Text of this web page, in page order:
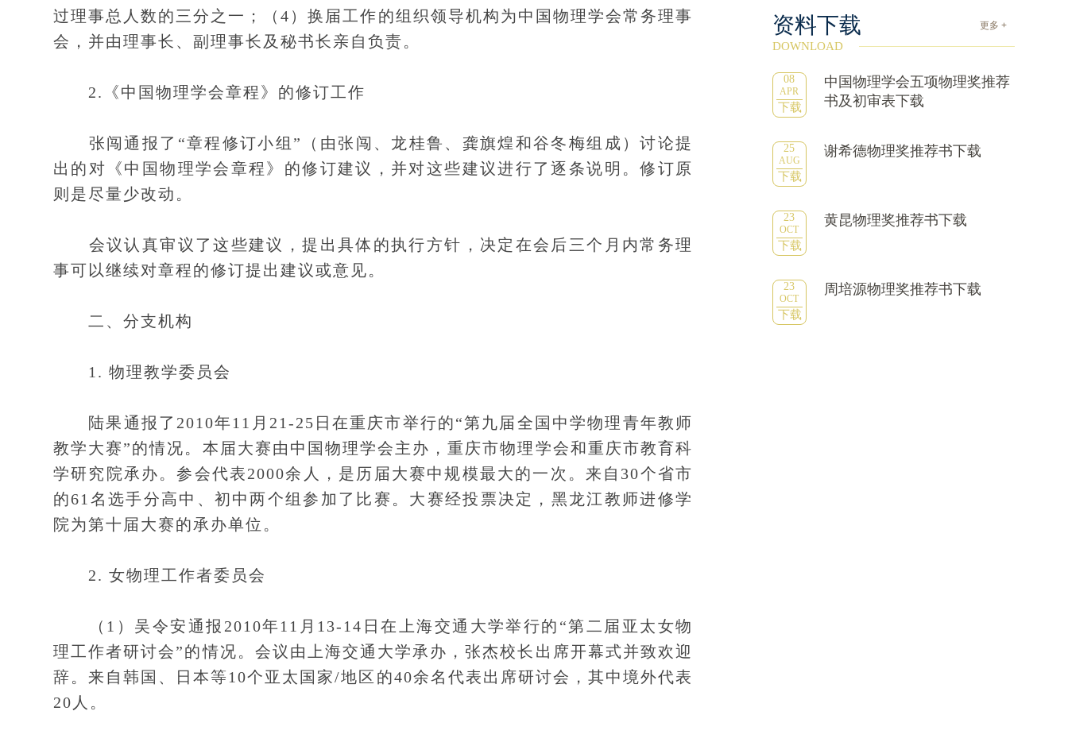
过理事总人数的三分之一；（4）换届工作的组织领导机构为中国物理学会常务理事
会，并由理事长、副理事长及秘书长亲自负责。
2.《中国物理学会章程》的修订工作
张闯通报了“章程修订小组”（由张闯、龙桂鲁、龚旗煌和谷冬梅组成）讨论提
出的对《中国物理学会章程》的修订建议，并对这些建议进行了逐条说明。修订原
则是尽量少改动。
会议认真审议了这些建议，提出具体的执行方针，决定在会后三个月内常务理
事可以继续对章程的修订提出建议或意见。
二、分支机构
1. 物理教学委员会
陆果通报了2010年11月21-25日在重庆市举行的“第九届全国中学物理青年教师
教学大赛”的情况。本届大赛由中国物理学会主办，重庆市物理学会和重庆市教育科
学研究院承办。参会代表2000余人，是历届大赛中规模最大的一次。来自30个省市
的61名选手分高中、初中两个组参加了比赛。大赛经投票决定，黑龙江教师进修学
院为第十届大赛的承办单位。
2. 女物理工作者委员会
（1）吴令安通报2010年11月13-14日在上海交通大学举行的“第二届亚太女物
理工作者研讨会”的情况。会议由上海交通大学承办，张杰校长出席开幕式并致欢迎
辞。来自韩国、日本等10个亚太国家/地区的40余名代表出席研讨会，其中境外代表
20人。
资料下载 更多 +
DOWNLOAD
08
APR
下载
中国物理学会五项物理奖推荐
书及初审表下载
25
AUG
下载
谢希德物理奖推荐书下载
23
OCT
下载
黄昆物理奖推荐书下载
23
OCT
下载
周培源物理奖推荐书下载